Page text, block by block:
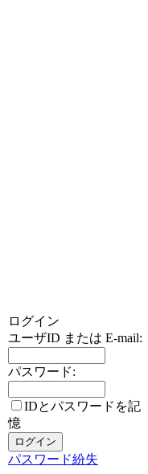
ログイン
ユーザID または E-mail:
パスワード:
IDとパスワードを記
憶
パスワード紛失